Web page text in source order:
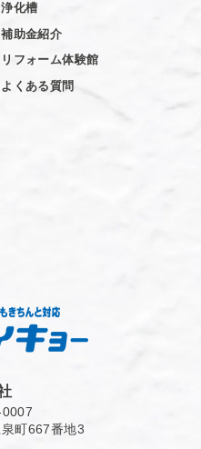
浄化槽
補助金紹介
リフォーム体験館
よくある質問
町667番地3